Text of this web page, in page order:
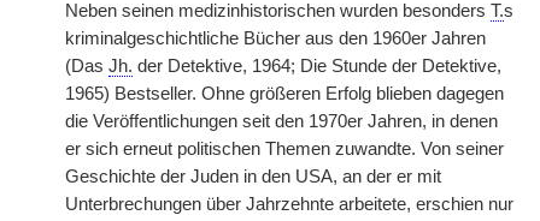
Neben seinen medizinhistorischen wurden besonders T.s
kriminalgeschichtliche Bücher aus den 1960er Jahren
(Das Jh. der Detektive, 1964; Die Stunde der Detektive,
1965) Bestseller. Ohne größeren Erfolg blieben dagegen
die Veröffentlichungen seit den 1970er Jahren, in denen
er sich erneut politischen Themen zuwandte. Von seiner
Geschichte der Juden in den USA, an der er mit
Unterbrechungen über Jahrzehnte arbeitete, erschien nur